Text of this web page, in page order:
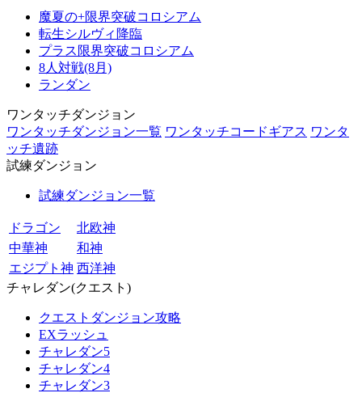
魔夏の+限界突破コロシアム
転生シルヴィ降臨
プラス限界突破コロシアム
8人対戦(8月)
ランダン
ワンタッチダンジョン
ワンタッチダンジョン一覧 ワンタッチコードギアス ワンタ
ッチ遺跡
試練ダンジョン
試練ダンジョン一覧
ドラゴン
北欧神
中華神
和神
エジプト神 西洋神
チャレダン(クエスト)
クエストダンジョン攻略
EXラッシュ
チャレダン5
チャレダン4
チャレダン3